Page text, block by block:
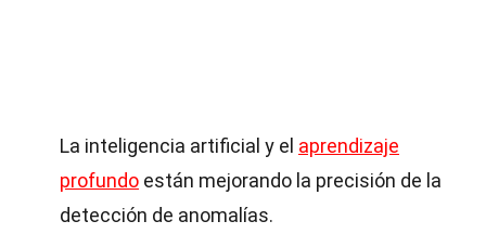
La inteligencia artificial y el aprendizaje
profundo están mejorando la precisión de la
detección de anomalías.